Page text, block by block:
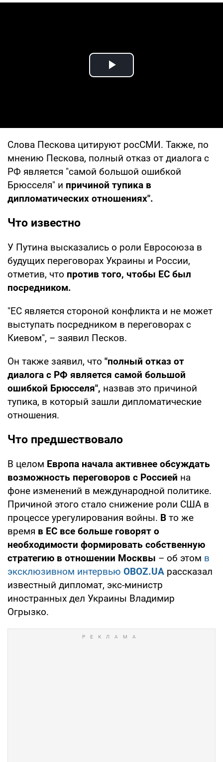
Play Video
Слова Пескова цитируют росСМИ. Также, по
мнению Пескова, полный отказ от диалога с
РФ является "самой большой ошибкой
Брюсселя" и причиной тупика в
дипломатических отношениях".
Что известно
У Путина высказались о роли Евросоюза в
будущих переговорах Украины и России,
отметив, что против того, чтобы ЕС был
посредником.
"ЕС является стороной конфликта и не может
выступать посредником в переговорах с
Киевом", – заявил Песков.
Он также заявил, что "полный отказ от
диалога с РФ является самой большой
ошибкой Брюсселя", назвав это причиной
тупика, в который зашли дипломатические
отношения.
Что предшествовало
В целом Европа начала активнее обсуждать
возможность переговоров с Россией на
фоне изменений в международной политике.
Причиной этого стало снижение роли США в
процессе урегулирования войны. В то же
время в ЕС все больше говорят о
необходимости формировать собственную
стратегию в отношении Москвы – об этом в
эксклюзивном интервью OBOZ.UA рассказал
известный дипломат, экс-министр
иностранных дел Украины Владимир
Огрызко.